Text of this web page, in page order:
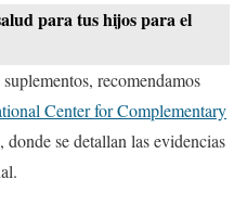
para tus hijos para el
recomendamos
Center for Complementary
, donde se detallan las evidencias